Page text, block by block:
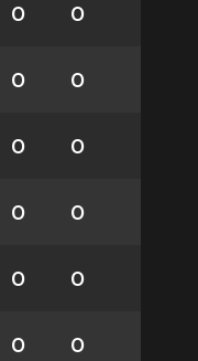
0 0
0 0
0 0
0 0
0 0
0 0